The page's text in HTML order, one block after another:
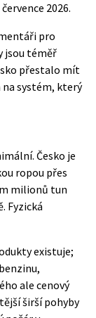
2026.
pro
jsou téměř
přestalo mít
na systém, který
Česko je
ropou přes
milionů tun
Fyzická
existuje;
ale cenový
širší pohyby